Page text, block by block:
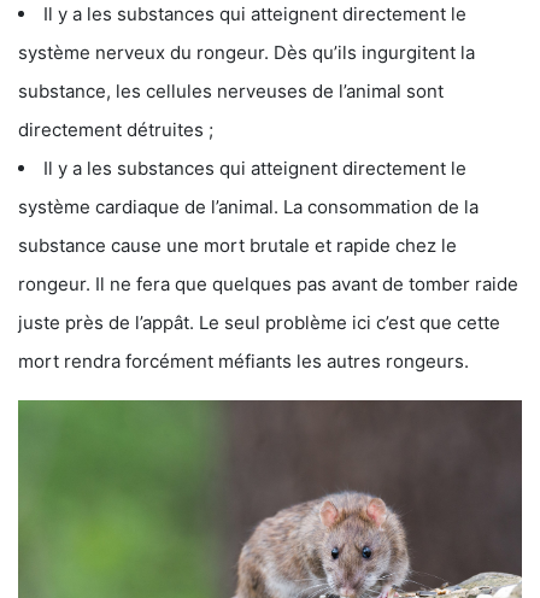
Il y a les substances qui atteignent directement le
système nerveux du rongeur. Dès qu’ils ingurgitent la
substance, les cellules nerveuses de l’animal sont
directement détruites ;
Il y a les substances qui atteignent directement le
système cardiaque de l’animal. La consommation de la
substance cause une mort brutale et rapide chez le
rongeur. Il ne fera que quelques pas avant de tomber raide
juste près de l’appât. Le seul problème ici c’est que cette
mort rendra forcément méfiants les autres rongeurs.